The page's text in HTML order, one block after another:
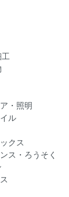
・照明
ル
クス
ス・ろうそく